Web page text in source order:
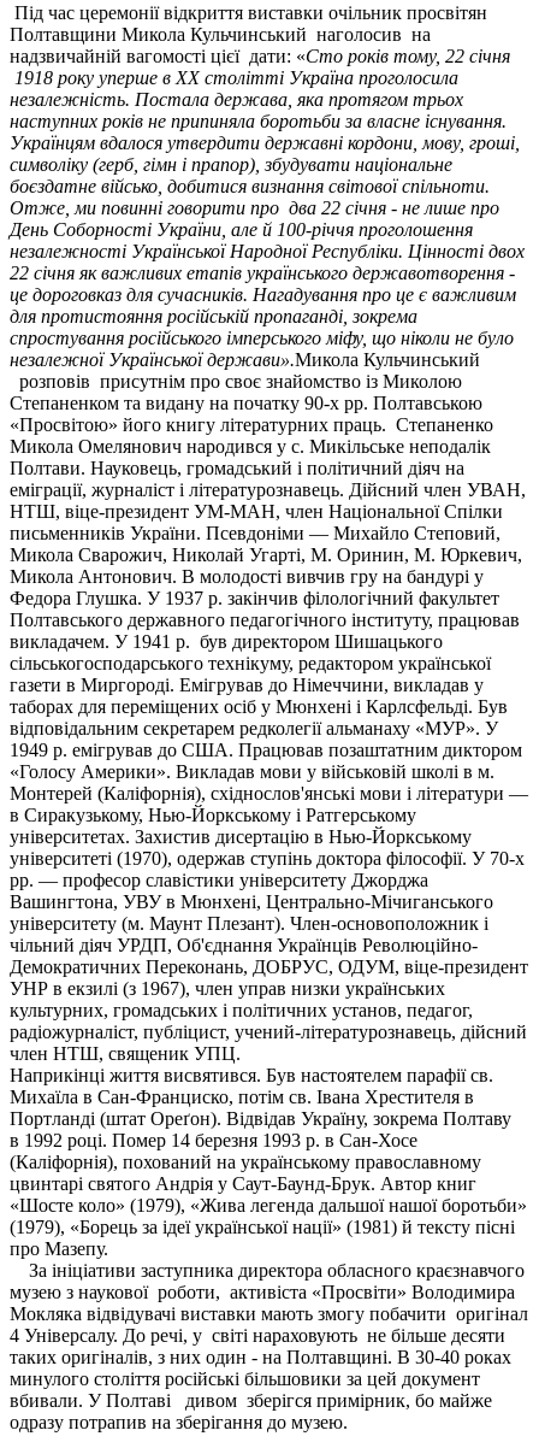
Під час церемонії відкриття виставки очільник просвітян
Полтавщини Микола Кульчинський наголосив на
надзвичайній вагомості цієї дати: «Сто років тому, 22 січня
1918 року уперше в XX столітті Україна проголосила
незалежність. Постала держава, яка протягом трьох
наступних років не припиняла боротьби за власне існування.
Українцям вдалося утвердити державні кордони, мову, гроші,
символіку (герб, гімн і прапор), збудувати національне
боєздатне військо, добитися визнання світової спільноти.
Отже, ми повинні говорити про два 22 січня - не лише про
День Соборності України, але й 100-річчя проголошення
незалежності Української Народної Республіки. Цінності двох
22 січня як важливих етапів українського державотворення -
це дороговказ для сучасників. Нагадування про це є важливим
для протистояння російській пропаганді, зокрема
спростування російського імперського міфу, що ніколи не було
незалежної Української держави».Микола Кульчинський
розповів присутнім про своє знайомство із Миколою
Степаненком та видану на початку 90-х рр. Полтавською
«Просвітою» його книгу літературних праць. Степаненко
Микола Омелянович народився у с. Микільське неподалік
Полтави. Науковець, громадський і політичний діяч на
еміграції, журналіст і літературознавець. Дійсний член УВАН,
НТШ, віце-президент УМ-МАН, член Національної Спілки
письменників України. Псевдоніми — Михайло Степовий,
Микола Сварожич, Николай Угарті, М. Оринин, М. Юркевич,
Микола Антонович. В молодості вивчив гру на бандурі у
Федора Глушка. У 1937 р. закінчив філологічний факультет
Полтавського державного педагогічного інституту, працював
викладачем. У 1941 р. був директором Шишацького
сільськогосподарського технікуму, редактором української
газети в Миргороді. Емігрував до Німеччини, викладав у
таборах для переміщених осіб у Мюнхені і Карлсфельді. Був
відповідальним секретарем редколегії альманаху «МУР». У
1949 р. емігрував до США. Працював позаштатним диктором
«Голосу Америки». Викладав мови у військовій школі в м.
Монтерей (Каліфорнія), східнослов'янські мови і літератури —
в Сиракузькому, Нью-Йоркському і Ратгерському
університетах. Захистив дисертацію в Нью-Йоркському
університеті (1970), одержав ступінь доктора філософії. У 70-х
рр. — професор славістики університету Джорджа
Вашингтона, УВУ в Мюнхені, Центрально-Мічиганського
університету (м. Маунт Плезант). Член-основоположник і
чільний діяч УРДП, Об'єднання Українців Революційно-
Демократичних Переконань, ДОБРУС, ОДУМ, віце-президент
УНР в екзилі (з 1967), член управ низки українських
культурних, громадських і політичних установ, педагог,
радіожурналіст, публіцист, учений-літературознавець, дійсний
член НТШ, священик УПЦ.
Наприкінці життя висвятився. Був настоятелем парафії св.
Михаїла в Сан-Франциско, потім св. Івана Хрестителя в
Портланді (штат Ореґон). Відвідав Україну, зокрема Полтаву
в 1992 році. Помер 14 березня 1993 р. в Сан-Хосе
(Каліфорнія), похований на українському православному
цвинтарі святого Андрія у Саут-Баунд-Брук. Автор книг
«Шосте коло» (1979), «Жива легенда дальшої нашої боротьби»
(1979), «Борець за ідеї української нації» (1981) й тексту пісні
про Мазепу.
За ініціативи заступника директора обласного краєзнавчого
музею з наукової роботи, активіста «Просвіти» Володимира
Мокляка відвідувачі виставки мають змогу побачити оригінал
4 Універсалу. До речі, у світі нараховують не більше десяти
таких оригіналів, з них один - на Полтавщині. В 30-40 роках
минулого століття російські більшовики за цей документ
вбивали. У Полтаві дивом зберігся примірник, бо майже
одразу потрапив на зберігання до музею.